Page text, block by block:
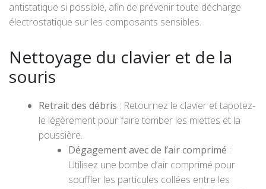
antistatique si possible, afin de prévenir toute décharge
électrostatique sur les composants sensibles.
Nettoyage du clavier et de la
souris
Retrait des débris : Retournez le clavier et tapotez-
le légèrement pour faire tomber les miettes et la
poussière.
Dégagement avec de l’air comprimé :
Utilisez une bombe d’air comprimé pour
souffler les particules collées entre les